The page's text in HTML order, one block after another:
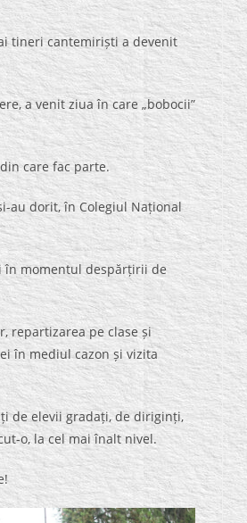
tineri cantemiriști a devenit
a venit ziua în care „bobocii”
care fac parte.
dorit, în Colegiul Național
în momentul despărțirii de
repartizarea pe clase și
în mediul cazon și vizita
de elevii gradați, de diriginți,
o, la cel mai înalt nivel.